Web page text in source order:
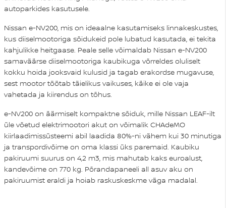
autoparkides kasutusele.
Nissan e-NV200, mis on ideaalne kasutamiseks linnakeskustes,
kus diiselmootoriga sõidukeid pole lubatud kasutada, ei tekita
kahjulikke heitgaase. Peale selle võimaldab Nissan e-NV200
samaväärse diiselmootoriga kaubikuga võrreldes oluliselt
kokku hoida jooksvaid kulusid ja tagab erakordse mugavuse,
sest mootor töötab täielikus vaikuses, käike ei ole vaja
vahetada ja kiirendus on tõhus.
e-NV200 on äärmiselt kompaktne sõiduk, mille Nissan LEAF-ilt
üle võetud elektrimootori akut on võimalik CHAdeMO
kiirlaadimissüsteemi abil laadida 80%-ni vähem kui 30 minutiga
ja transpordivõime on oma klassi üks paremaid. Kaubiku
pakiruumi suurus on 4,2 m3, mis mahutab kaks euroalust,
kandevõime on 770 kg. Põrandapaneeli all asuv aku on
pakiruumist eraldi ja hoiab raskuskeskme väga madalal.